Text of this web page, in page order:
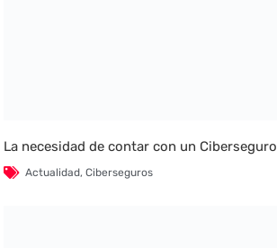
La necesidad de contar con un Ciberseguro
Actualidad,Ciberseguros